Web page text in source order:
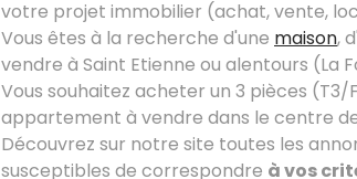
votre projet immobilier (achat, vente,
Vous êtes à la recherche d'une maison,
vendre à Saint Etienne ou alentours (La
Vous souhaitez acheter un 3 pièces (T3/
appartement à vendre dans le centre de
Découvrez sur notre site toutes les
susceptibles de correspondre à vos